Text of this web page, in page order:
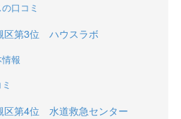
口コミ
区第3位 ハウスラボ
報
区第4位 水道救急センター